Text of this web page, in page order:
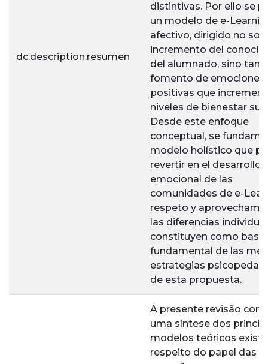
dc.description.resumen
distintivas. Por ello se
un modelo de e-
afectivo, dirigido no
incremento del
del alumnado, sino
fomento de emociones
positivas que
niveles de bienestar
Desde este enfoque
conceptual, se
modelo holístico que
revertir en el desarrollo
emocional de las
comunidades de e-
respeto y
las diferencias
constituyen como base
fundamental de las
estrategias
de esta propuesta.
A presente revisão
uma síntese dos
modelos teóricos
respeito do papel das